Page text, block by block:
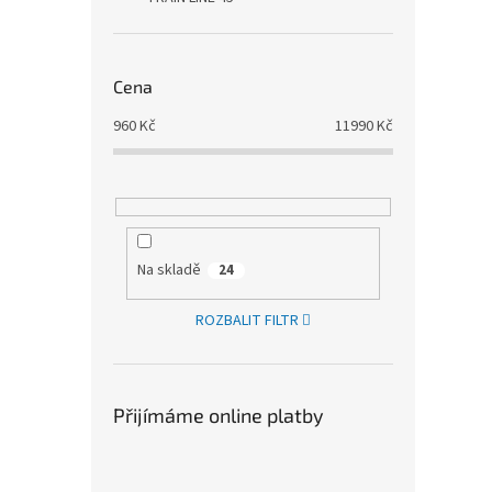
Cena
960Kč 11990Kč
Na skladě 24
ROZBALIT FILTR
Přijímáme online platby